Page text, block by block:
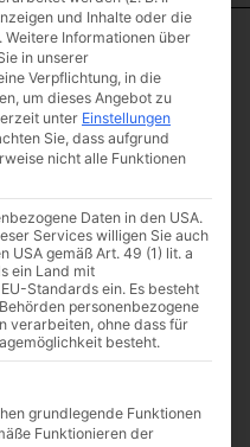
/ Muschelkalk
Tiefe 45-50
70
82,50 (inkl. MwSt.)
/ Stück bei Abnahme
5 Stück
95 (inkl. MwSt.)
und Inhalte oder die
Weitere Informationen über
in unserer
Verpflichtung, in die
um dieses Angebot zu
unter Einstellungen
Sie, dass aufgrund
nicht alle Funktionen
Daten in den USA.
Services willigen Sie auch
USA gemäß Art. 49 (1) lit. a
ein Land mit
Standards ein. Es besteht
personenbezogene
verarbeiten, ohne dass für
besteht.
Gruppen, für die eine
grundlegende Funktionen
Funktionieren der